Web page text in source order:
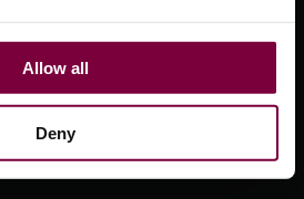
Allow all
Deny
รผสมทำได้ง่าย
ช่วยขจัดการคาดเดา มอบผลลัพธ์ที่
มอและไร้ที่ติทุกครั้ง.